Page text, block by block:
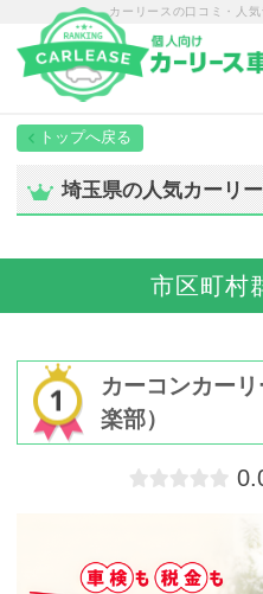
カーリースの口コミ・人
トップページ
エリア別ランキング
エリア別店舗一覧
埼玉県の人気カーリ
市区町村
カーコンカー
楽部）